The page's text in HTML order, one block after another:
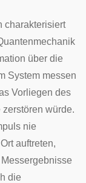
charakterisiert
über die
System messen
Vorliegen des
würde.
nie
auftreten,
die